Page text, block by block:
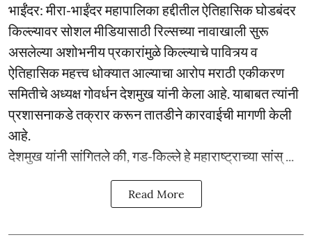
भाईंंदर: मीरा-भाईंदर महापालिका हद्दीतील ऐतिहासिक घोडबंदर
किल्ल्यावर सोशल मीडियासाठी रिल्सच्या नावाखाली सुरू
असलेल्या अशोभनीय प्रकारांमुळे किल्ल्याचे पावित्र्य व
ऐतिहासिक महत्त्व धोक्यात आल्याचा आरोप मराठी एकीकरण
समितीचे अध्यक्ष गोवर्धन देशमुख यांनी केला आहे. याबाबत त्यांनी
प्रशासनाकडे तक्रार करून तातडीने कारवाईची मागणी केली
आहे.
देशमुख यांनी सांगितले की, गड-किल्ले हे महाराष्ट्राच्या सांस् ...
Read More